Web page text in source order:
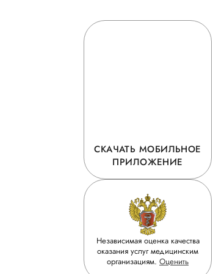
СКАЧАТЬ МОБИЛЬНОЕ
ПРИЛОЖЕНИЕ
Независимая оценка качества
оказания услуг медицинским
организациям. Оценить